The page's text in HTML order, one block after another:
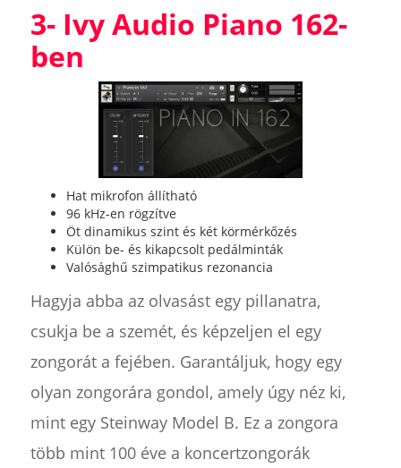
3- Ivy Audio Piano 162-
ben
Hat mikrofon állítható
96 kHz-en rögzítve
Öt dinamikus szint és két körmérkőzés
Külön be- és kikapcsolt pedálminták
Valósághű szimpatikus rezonancia
Hagyja abba az olvasást egy pillanatra,
csukja be a szemét, és képzeljen el egy
zongorát a fejében. Garantáljuk, hogy egy
olyan zongorára gondol, amely úgy néz ki,
mint egy Steinway Model B. Ez a zongora
több mint 100 éve a koncertzongorák